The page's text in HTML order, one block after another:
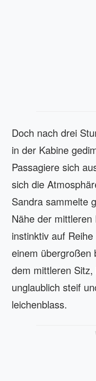
Doch nach drei
in der Kabine
Passagiere sich
sich die
Sandra sammelte
Nähe der
instinktiv auf
einem übergroßen
dem mittleren
unglaublich steif
leichenblass.